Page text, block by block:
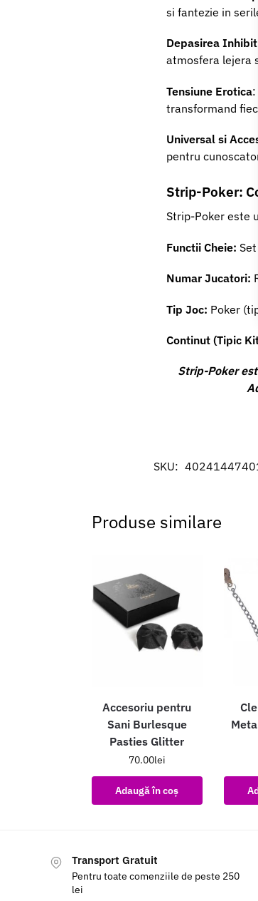
si fantezie in
Depasirea
atmosfera lejera
Tensiune Erotica:
transformand
Universal si
pentru
Strip-Poker:
Strip-Poker este
Functii Cheie:
Numar Jucatori:
Tip Joc: Poker
Continut (Tipic
Strip-Poker
SKU:
Produse similare
Accesoriu pentru
Sani Burlesque
Pasties Glitter
70.00lei
Adaugă în coș
Transport Gratuit
Pentru toate comenziile de peste 250
lei